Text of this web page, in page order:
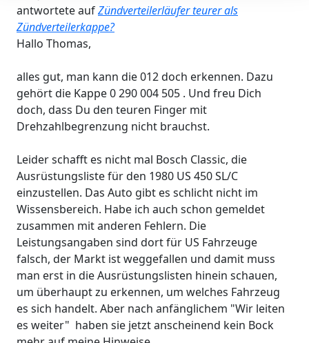
antwortete aufZündverteilerläufer teurer als
Zündverteilerkappe?
Hallo Thomas,
alles gut, man kann die 012 doch erkennen. Dazu
gehört die Kappe 0 290 004 505 . Und freu Dich
doch, dass Du den teuren Finger mit
Drehzahlbegrenzung nicht brauchst.
Leider schafft es nicht mal Bosch Classic, die
Ausrüstungsliste für den 1980 US 450 SL/C
einzustellen. Das Auto gibt es schlicht nicht im
Wissensbereich. Habe ich auch schon gemeldet
zusammen mit anderen Fehlern. Die
Leistungsangaben sind dort für US Fahrzeuge
falsch, der Markt ist weggefallen und damit muss
man erst in die Ausrüstungslisten hinein schauen,
um überhaupt zu erkennen, um welches Fahrzeug
es sich handelt. Aber nach anfänglichem "Wir leiten
es weiter" haben sie jetzt anscheinend kein Bock